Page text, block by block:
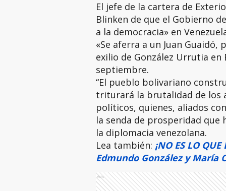
El jefe de la cartera de
Blinken de que el Gobierno
a la democracia» en
«Se aferra a un Juan
exilio de González Urrutia en
septiembre.
“El pueblo bolivariano
triturará la brutalidad de los
políticos, quienes, aliados
la senda de prosperidad que
la diplomacia venezolana.
Lea también: ¡NO ES LO
Edmundo González y María
Ads